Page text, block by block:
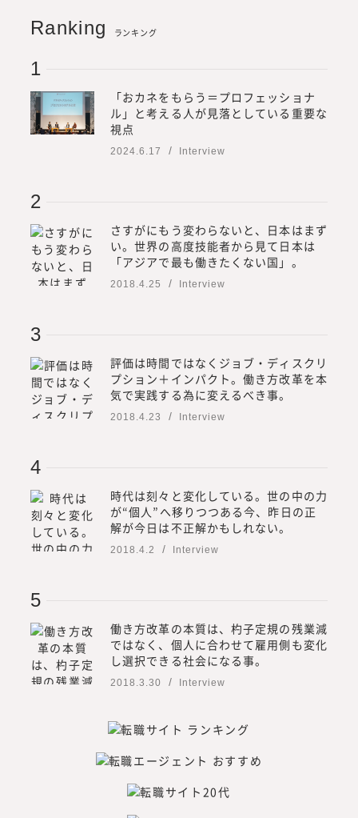
Ranking ランキング
「おカネをもらう＝プロフェッショナ
ル」と考える人が見落としている重要な
視点
2024.6.17 Interview
さすがにもう変わらないと、日本はまず
い。世界の高度技能者から見て日本は
「アジアで最も働きたくない国」。
2018.4.25 Interview
評価は時間ではなくジョブ・ディスクリ
プション＋インパクト。働き方改革を本
気で実践する為に変えるべき事。
2018.4.23 Interview
時代は刻々と変化している。世の中の力
が“個人”へ移りつつある今、昨日の正
解が今日は不正解かもしれない。
2018.4.2 Interview
働き方改革の本質は、杓子定規の残業減
ではなく、個人に合わせて雇用側も変化
し選択できる社会になる事。
2018.3.30 Interview